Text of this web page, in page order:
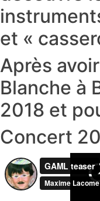
et «
Après
Blanche à
2018 et
Concert